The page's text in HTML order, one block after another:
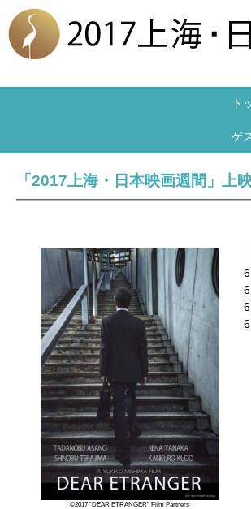
ト
ゲ
「2017上海・日本映画週間」上
©2017 "DEAR ETRANGER" Film Partners